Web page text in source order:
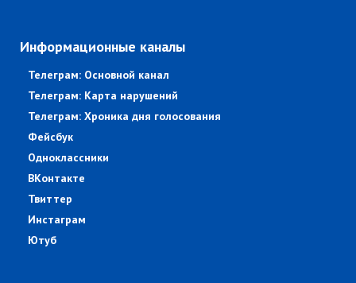
Информационные каналы
Телеграм: Основной канал
Телеграм: Карта нарушений
Телеграм: Хроника дня голосования
Фейсбук
Одноклассники
ВКонтакте
Твиттер
Инстаграм
Ютуб